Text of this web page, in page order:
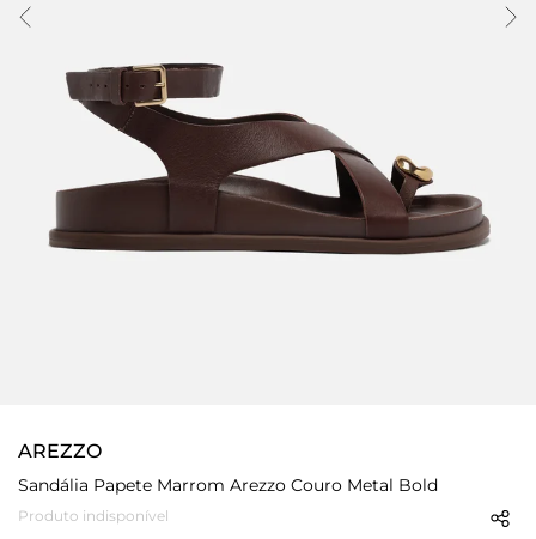
AREZZO
Sandália Papete Marrom Arezzo Couro Metal Bold
Produto indisponível